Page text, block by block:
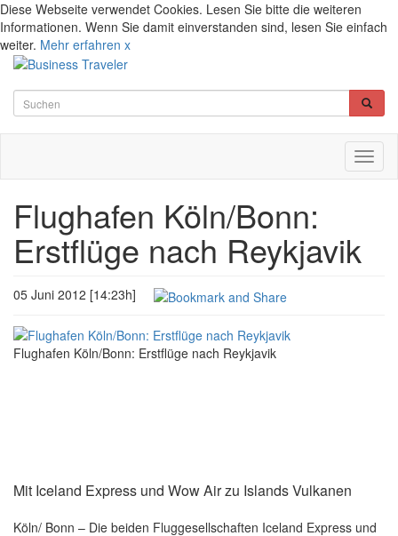
Diese Webseite verwendet Cookies. Lesen Sie bitte die weiteren
Informationen. Wenn Sie damit einverstanden sind, lesen Sie einfach
weiter. Mehr erfahren x
Flughafen Köln/Bonn:
Erstflüge nach Reykjavik
05 Juni 2012 [14:23h]
Flughafen Köln/Bonn: Erstflüge nach Reykjavik
Mit Iceland Express und Wow Air zu Islands Vulkanen
Köln/ Bonn – Die beiden Fluggesellschaften Iceland Express und